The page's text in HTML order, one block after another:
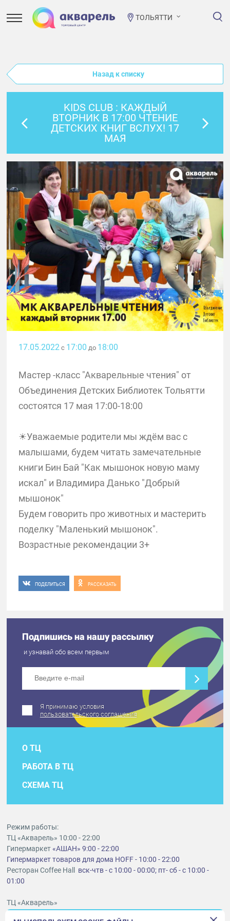
ТОЛЬЯТТИ
Назад к списку
KIDS CLUB : КАЖДЫЙ
ВТОРНИК В 17:00 ЧТЕНИЕ
ДЕТСКИХ КНИГ ВСЛУХ! 17
МАЯ
17.05.2022с 17:00 до 18:00
Мастер -класс "Акварельные чтения" от
Объединения Детских Библиотек Тольятти
состоятся 17 мая 17:00-18:00
☀Уважаемые родители мы ждём вас с
малышами, будем читать замечательные
книги Бин Бай "Как мышонок новую маму
искал" и Владимира Данько "Добрый
мышонок"
Будем говорить про животных и мастерить
поделку "Маленький мышонок".
Возрастные рекомендации 3+
ПОДЕЛИТЬСЯ РАССКАЗАТЬ
Подпишись на нашу рассылку
и узнавай обо всем первым
Я принимаю условия
пользовательского соглашения
О ТЦ
РАБОТА В ТЦ
СХЕМА ТЦ
Режим работы:
ТЦ «Акварель» 10:00 - 22:00
Гипермаркет«АШАН» 9:00 - 22:00
Гипермаркет товаров для дома HOFF - 10:00 - 22:00
Ресторан Coffee Hall вск-чтв - с 10:00 - 00:00; пт- сб - с 10:00 -
01:00
ТЦ «Акварель»